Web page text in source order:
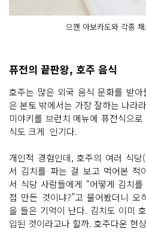
으깬 아보카도와 각종
퓨전의 끝판왕, 호주 음식
호주는 많은 외국 음식 문화를 받
은 본토 밖에서는 가장 잘하는 나라
미야키를 브런치 메뉴에 퓨전식으
식도 크게 인기다.
개인적 경험인데, 호주의 여러 식
서 김치를 파는 걸 보고 먹어본 적
서 식당 사람들에게 “어떻게 김치
접 만든 것이냐?”고 물어봤더니 오
을 들은 기억이 난다. 김치도 이미
입된 것이라고나 할까. 호주다운 현